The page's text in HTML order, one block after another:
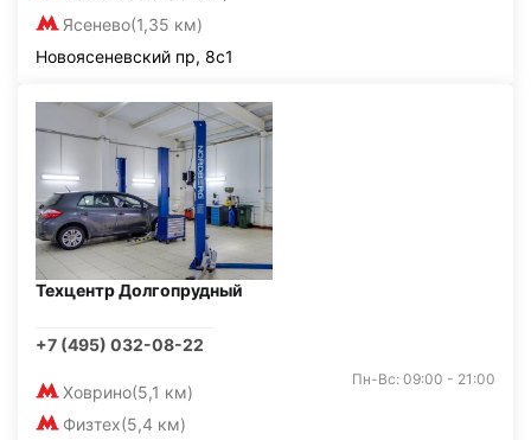
Ясенево(1,35 км)
Новоясеневский пр, 8с1
Техцентр Долгопрудный
+7 (495) 032-08-22
Ховрино(5,1 км)
Физтех(5,4 км)
Пн-Вс: 09:00 - 21:00